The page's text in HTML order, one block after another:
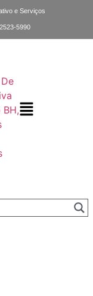
e Serviços
5990